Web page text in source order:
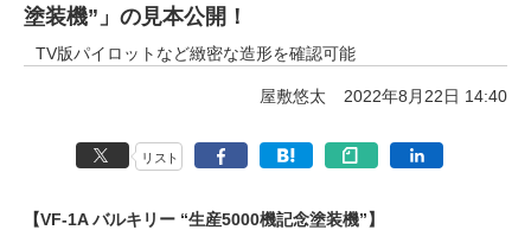
塗装機”」の見本公開！
TV版パイロットなど緻密な造形を確認可能
屋敷悠太 2022年8月22日 14:40
リスト
【VF-1A バルキリー “生産5000機記念塗装機”】